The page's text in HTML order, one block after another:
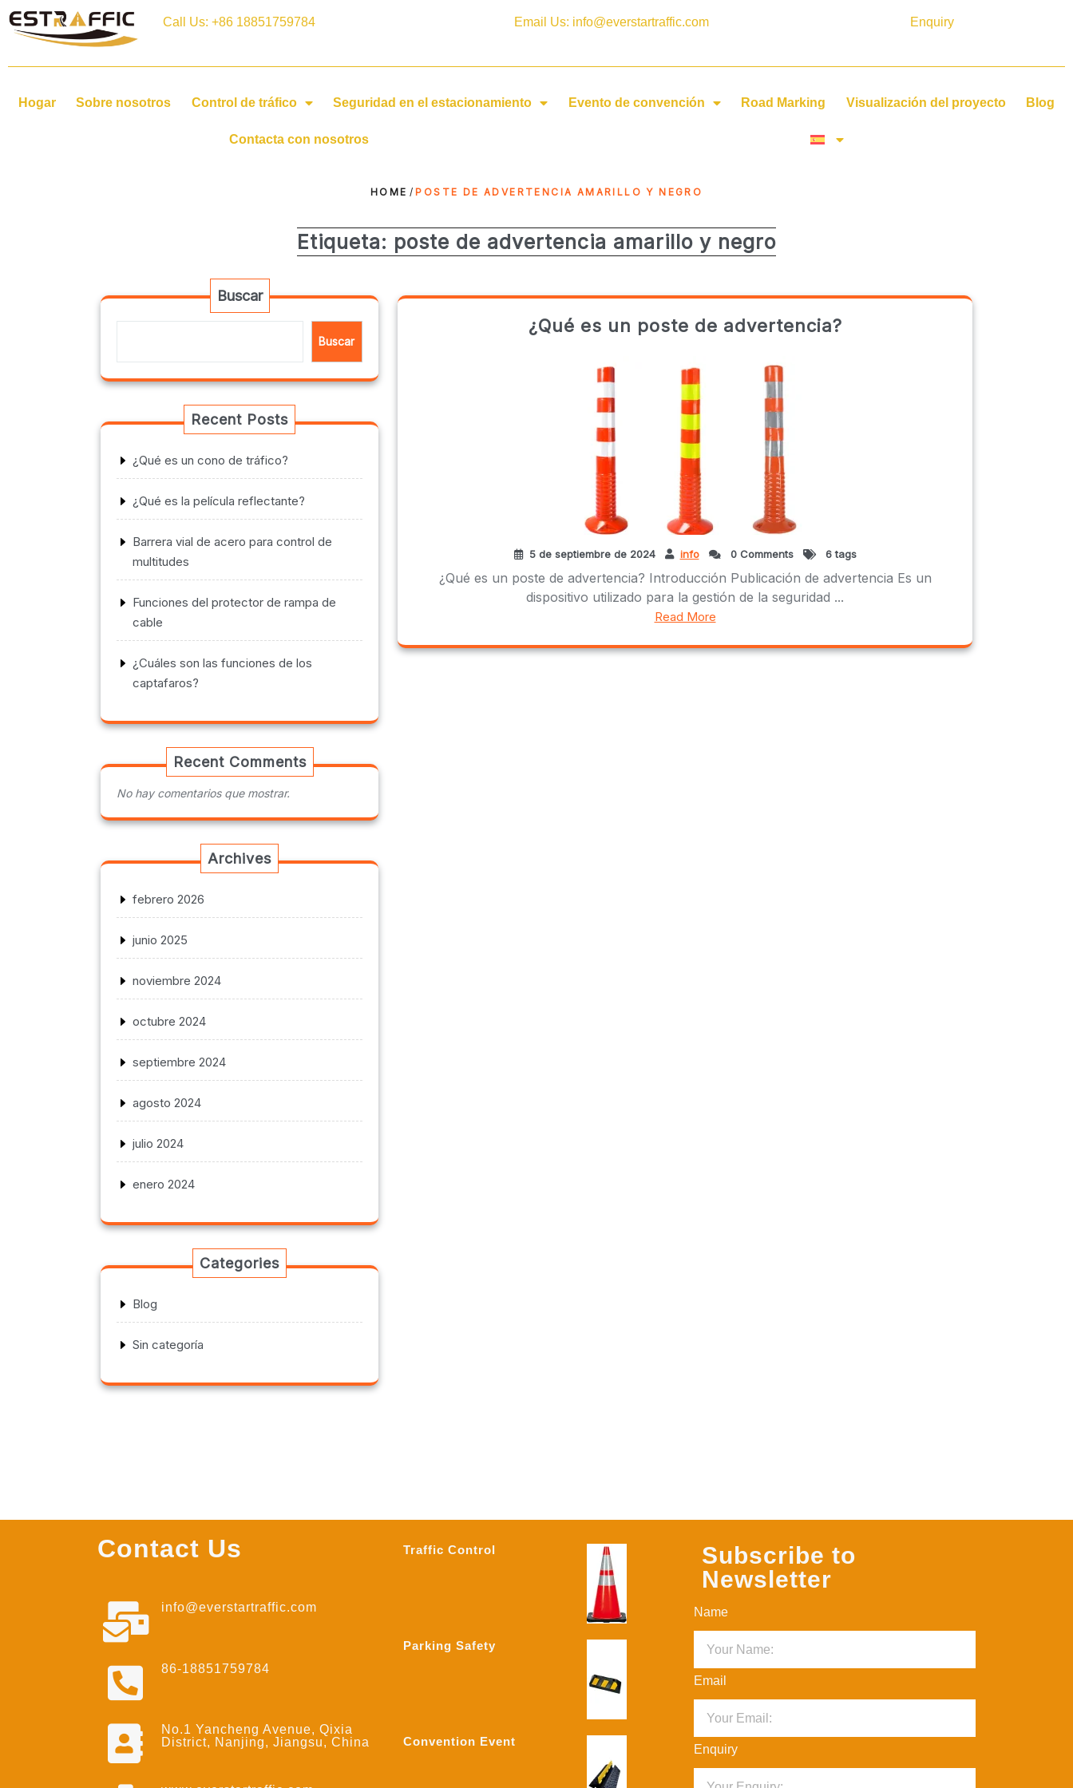
Call Us: +86 18851759784 Email Us: info@everstartraffic.com Enquiry
Hogar Sobre nosotros Control de tráfico Seguridad en el estacionamiento Evento de convención Road Marking Visualización del proyecto Blog
Contacta con nosotros
HOME / POSTE DE ADVERTENCIA AMARILLO Y NEGRO
Etiqueta: poste de advertencia amarillo y negro
Buscar
Buscar
Recent Posts
¿Qué es un cono de tráfico?
¿Qué es la película reflectante?
Barrera vial de acero para control de
multitudes
Funciones del protector de rampa de
cable
¿Cuáles son las funciones de los
captafaros?
Recent Comments
No hay comentarios que mostrar.
Archives
febrero 2026
junio 2025
noviembre 2024
octubre 2024
septiembre 2024
agosto 2024
julio 2024
enero 2024
Categories
Blog
Sin categoría
¿Qué es un poste de advertencia?
5 de septiembre de 2024 info 0 Comments 6 tags
¿Qué es un poste de advertencia? Introducción Publicación de advertencia Es un
dispositivo utilizado para la gestión de la seguridad ...
Read More
Contact Us
info@everstartraffic.com
86-18851759784
No.1 Yancheng Avenue, Qixia
District, Nanjing, Jiangsu, China
Traffic Control
Parking Safety
Convention Event
Subscribe to
Newsletter
Name
Email
Enquiry